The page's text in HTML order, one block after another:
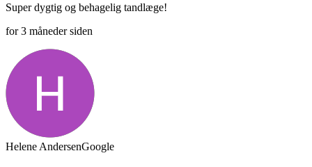
Super dygtig og behagelig tandlæge!
for 3 måneder siden
Helene AndersenGoogle